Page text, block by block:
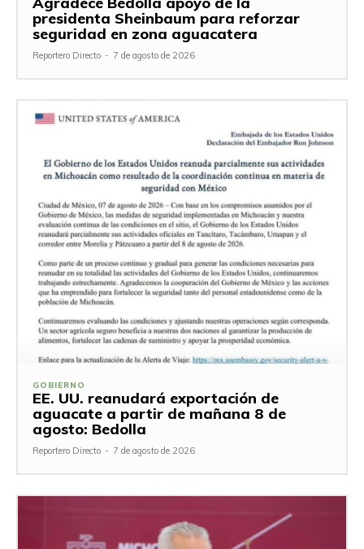
presidenta Sheinbaum para reforzar
seguridad en zona aguacatera
Reportero Directo - 7 de agosto de 2026
GOBIERNO
EE. UU. reanudará exportación de
aguacate a partir de mañana 8 de
agosto: Bedolla
Reportero Directo - 7 de agosto de 2026